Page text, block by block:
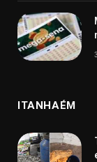
ITANHAÉM